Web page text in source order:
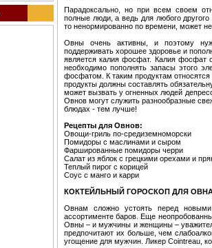
Парадоксально, но при всем своем
полные люди, а ведь для любого
то ненормированно по времени, может
Овны очень активны, и поэтому
поддерживать хорошее здоровье и
является калия фосфат. Калия фосфат
необходимо пополнять запасы этого
фосфатом. К таким продуктам
продукты должны составлять
может вызвать у огненных людей
Овнов могут служить разнообразные
блюдах - тем лучше!
Рецепты для Овнов:
Овощи-гриль по-средиземноморски
Помидоры с маслинами и сыром
Фаршированные помидоры черри
Салат из яблок с грецкими орехами и
Теплый пирог с корицей
Соус с манго и карри
КОКТЕЙЛЬНЫЙ ГОРОСКОП ДЛЯ
Овнам сложно устоять перед
ассортименте баров. Еще
Овны – и мужчины и женщины –
предпочитают их больше, чем
угощение для мужчин. Ликер Cointreau,